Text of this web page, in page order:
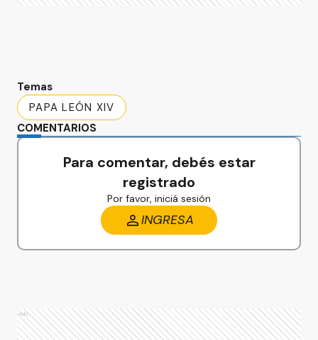
Temas
PAPA LEÓN XIV
COMENTARIOS
Para comentar, debés estar
registrado
Por favor, iniciá sesión
INGRESA
Ads